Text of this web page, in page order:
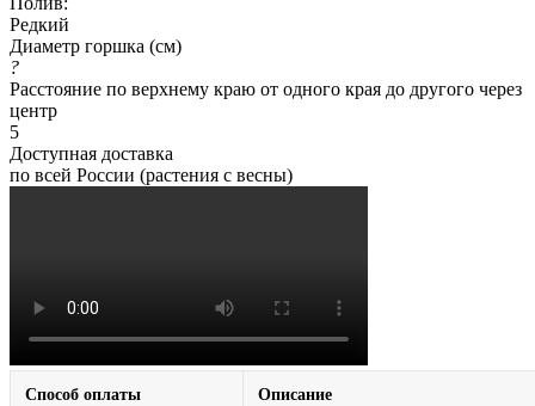
Редкий
Диаметр горшка (см)
?
Расстояние по верхнему краю от одного края до другого через
центр
5
Доступная доставка
по всей России (растения с весны)
Способ оплаты Описание